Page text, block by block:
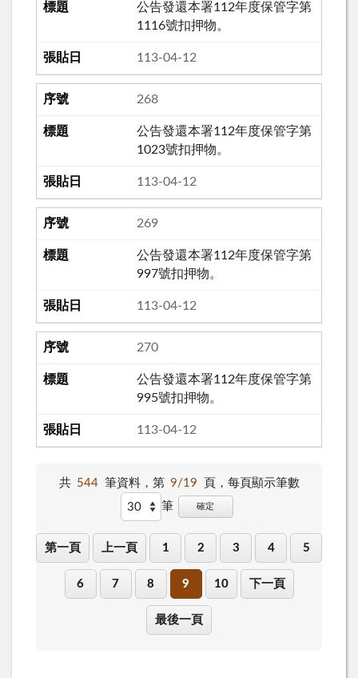
公告發還本署112年度保管字第
1116號扣押物。
113-04-12
268
公告發還本署112年度保管字第
1023號扣押物。
113-04-12
269
公告發還本署112年度保管字第
997號扣押物。
113-04-12
270
公告發還本署112年度保管字第
995號扣押物。
113-04-12
共 544 筆資料，第 9/19 頁， 每頁顯示筆數
筆
確定
第一頁 上一頁 1 2 3 4 5
6 7 8 9 10 下一頁
最後一頁